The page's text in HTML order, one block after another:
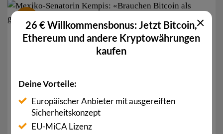
Mexiko-Senatorin Kempis: „Brauchen Bitcoin als
Feb.
26 € Willkommensbonus: Jetzt Bitcoin,
Ethereum und andere Kryptowährungen
kaufen
Deine Vorteile:
Europäischer Anbieter mit ausgereiften
Sicherheitskonzept
EU-MiCA Lizenz
×